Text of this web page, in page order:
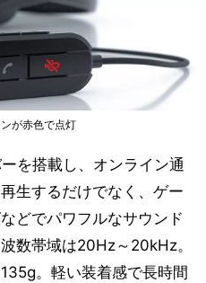
が赤色で点灯
を搭載し、オンライン通
生するだけでなく、ゲー
どでパワフルなサウンド
数帯域は20Hz～20kHz。
。軽い装着感で長時間